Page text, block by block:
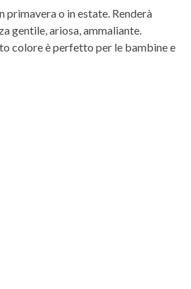
primavera o in estate. Renderà
gentile, ariosa, ammaliante.
colore è perfetto per le bambine e